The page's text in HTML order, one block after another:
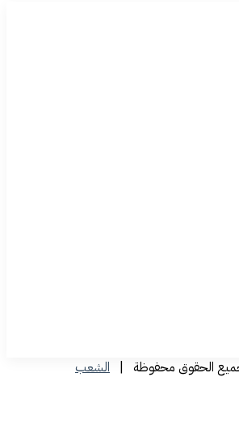
الشعب